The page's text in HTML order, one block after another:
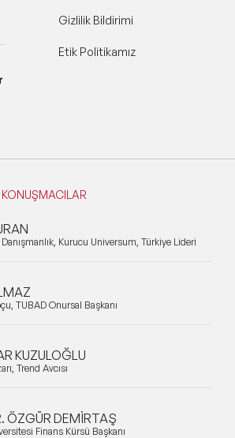
Gizlilik Bildirimi
Etik Politikamız
Kurucu Universum, Türkiye Lideri
TÜBAD Onursal Başkanı
KUZULOĞLU
Trend Avcısı
ÖZGÜR DEMİRTAŞ
Finans Kürsü Başkanı